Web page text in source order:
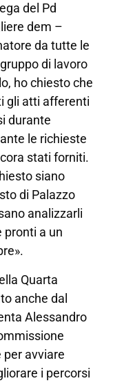
del Pd
dem –
da tutte le
di lavoro
ho chiesto che
gli atti afferenti
durante
le richieste
stati forniti.
siano
di Palazzo
analizzarli
pronti a un
Quarta
anche dal
Alessandro
avviare
i percorsi